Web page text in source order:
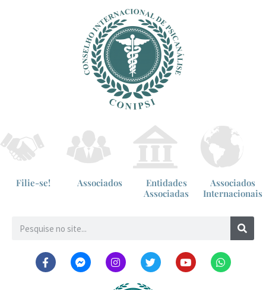
Filie-se! Associados
Entidades
Associadas
Associados
Internacionais